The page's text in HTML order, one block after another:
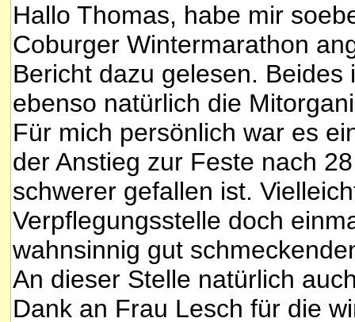
Hallo Thomas, habe mir
Coburger Wintermarathon
Bericht dazu gelesen.
ebenso natürlich die
Für mich persönlich war es
der Anstieg zur Feste nach
schwerer gefallen ist.
Verpflegungsstelle doch
wahnsinnig gut
An dieser Stelle natürlich
Dank an Frau Lesch für die